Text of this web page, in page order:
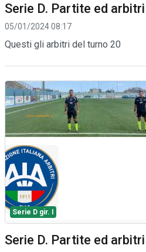
Serie D. Partite ed
05/01/2024 08:17
Questi gli arbitri del turno 20
Serie D gir. I
Serie D. Partite ed